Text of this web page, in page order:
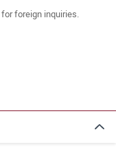
for foreign inquiries.